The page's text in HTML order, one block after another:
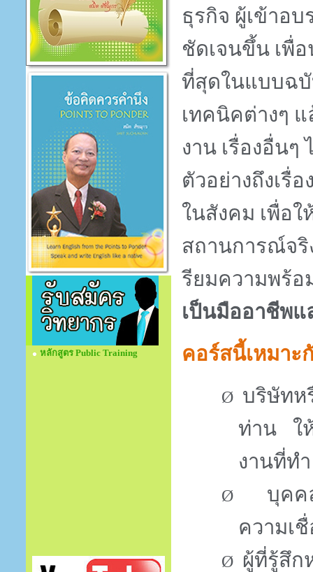
หลักสูตร Public Training
ธุรกิจ ผู้เข้าอบ
ชัดเจนขึ้น เพื่
ที่สุดในแบบฉ
เทคนิคต่างๆ แ
งาน เรื่องอื่นๆ
ตัวอย่างถึงเรื่
ในสังคม เพื่อใ
สถานการณ์จริ
รียมความพร้อ
เป็นมืออาชีพ
คอร์สนี้เหมาะ
Ø บริษัทห
ท่าน ใ
งานที่ท
Ø
บุคค
ความเ
Ø ผู้ที่รู้สึก